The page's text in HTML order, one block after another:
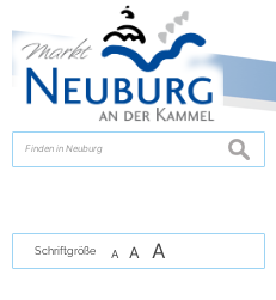
zur Navigationoder
suchen
Schriftgröße A A A